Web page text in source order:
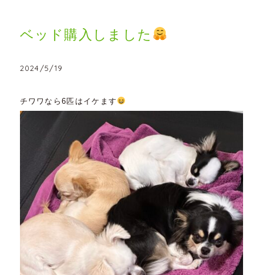
ベッド購入しました
2024/5/19
チワワなら6匹はイケます